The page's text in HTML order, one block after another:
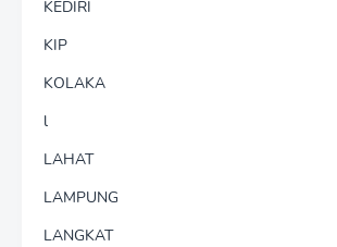
KEDIRI
KIP
KOLAKA
l
LAHAT
LAMPUNG
LANGKAT